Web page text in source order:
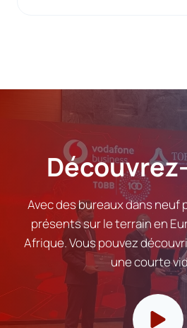
Avec des bureaux dans neuf
présents sur le terrain en
Afrique. Vous pouvez
une courte